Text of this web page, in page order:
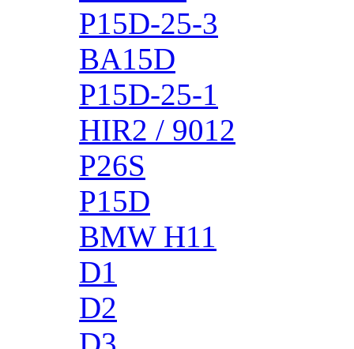
P15D-25-3
BA15D
P15D-25-1
HIR2 / 9012
P26S
P15D
BMW H11
D1
D2